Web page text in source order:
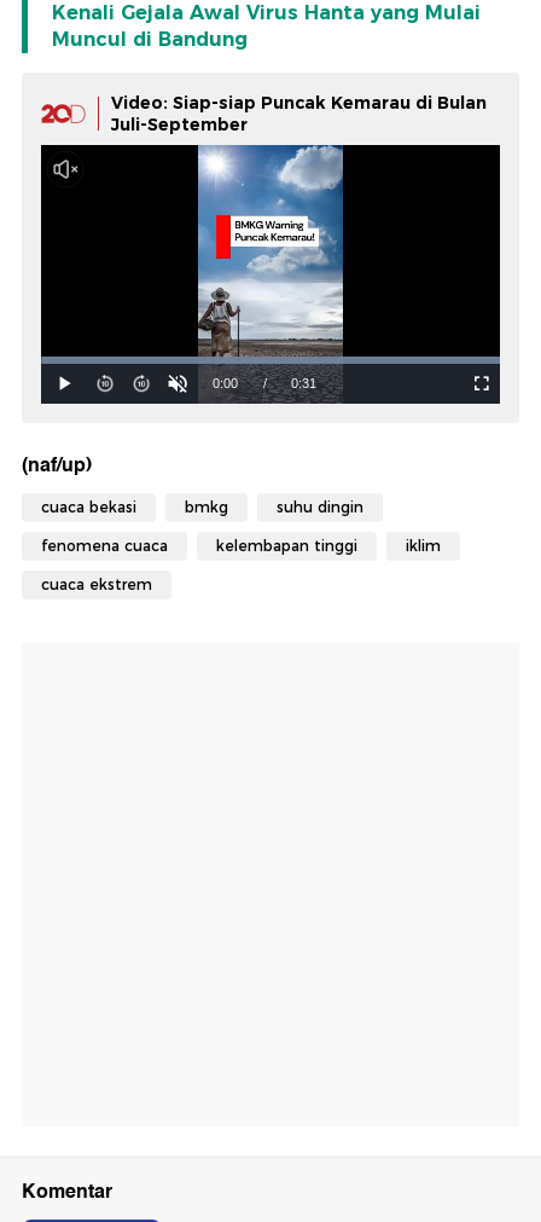
Kenali Gejala Awal Virus Hanta yang Mulai
Muncul di Bandung
Video: Siap-siap Puncak Kemarau di Bulan
Juli-September
(naf/up)
cuaca bekasi bmkg suhu dingin
fenomena cuaca kelembapan tinggi iklim
cuaca ekstrem
Komentar